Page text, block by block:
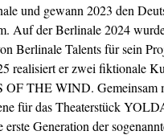
und gewann 2023 den
Auf der Berlinale 2024
Berlinale Talents für sein
realisiert er zwei fiktionale
THE WIND. Gemeinsam
für das Theaterstück
Generation der